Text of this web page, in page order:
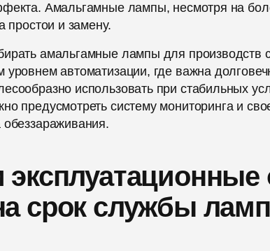
Амальгамные лампы, несмотря на
простои и замену.
амальгамные лампы для
автоматизации, где важна
использовать при стабильных
предусмотреть систему мониторинга и
эксплуатационные
срок службы ламп